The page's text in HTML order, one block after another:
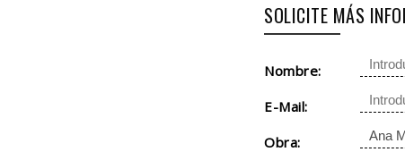
SOLICITE MÁS
Nombre:
E-Mail:
Obra: